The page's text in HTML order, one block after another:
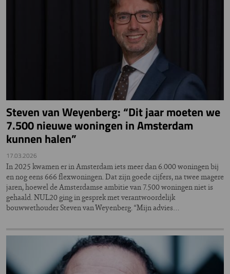
Steven van Weyenberg: “Dit jaar moeten we
7.500 nieuwe woningen in Amsterdam
kunnen halen”
17.03.2026
In 2025 kwamen er in Amsterdam iets meer dan 6.000 woningen bij
en nog eens 666 flexwoningen. Dat zijn goede cijfers, na twee magere
jaren, hoewel de Amsterdamse ambitie van 7.500 woningen niet is
gehaald. NUL20 ging in gesprek met verantwoordelijk
bouwwethouder Steven van Weyenberg. “Mijn advies…